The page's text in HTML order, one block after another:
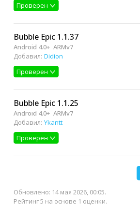
Проверен
Bubble Epic 1.1.37
Android 4.0+ ARMv7
Добавил: Didion
Проверен
Bubble Epic 1.1.25
Android 4.0+ ARMv7
Добавил: Ykantt
Проверен
Обновлено: 14 мая 2026, 00:05.
Рейтинг 5 на основе 1 оценки.